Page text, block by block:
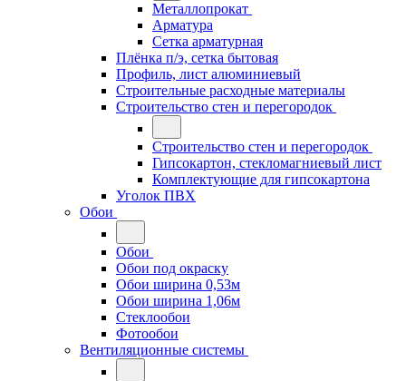
Металлопрокат
Арматура
Сетка арматурная
Плёнка п/э, сетка бытовая
Профиль, лист алюминиевый
Строительные расходные материалы
Строительство стен и перегородок
Строительство стен и перегородок
Гипсокартон, стекломагниевый лист
Комплектующие для гипсокартона
Уголок ПВХ
Обои
Обои
Обои под окраску
Обои ширина 0,53м
Обои ширина 1,06м
Стеклообои
Фотообои
Вентиляционные системы